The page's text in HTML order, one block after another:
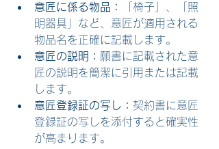
意匠に係る物品：
「椅子」、「照
明器具」など、意匠が適用される
物品名を正確に記載します。
意匠の説明： 願書に記載された意
匠の説明を簡潔に引用または記載
します。
意匠登録証の写し： 契約書に意匠
登録証の写しを添付すると確実性
が高まります。